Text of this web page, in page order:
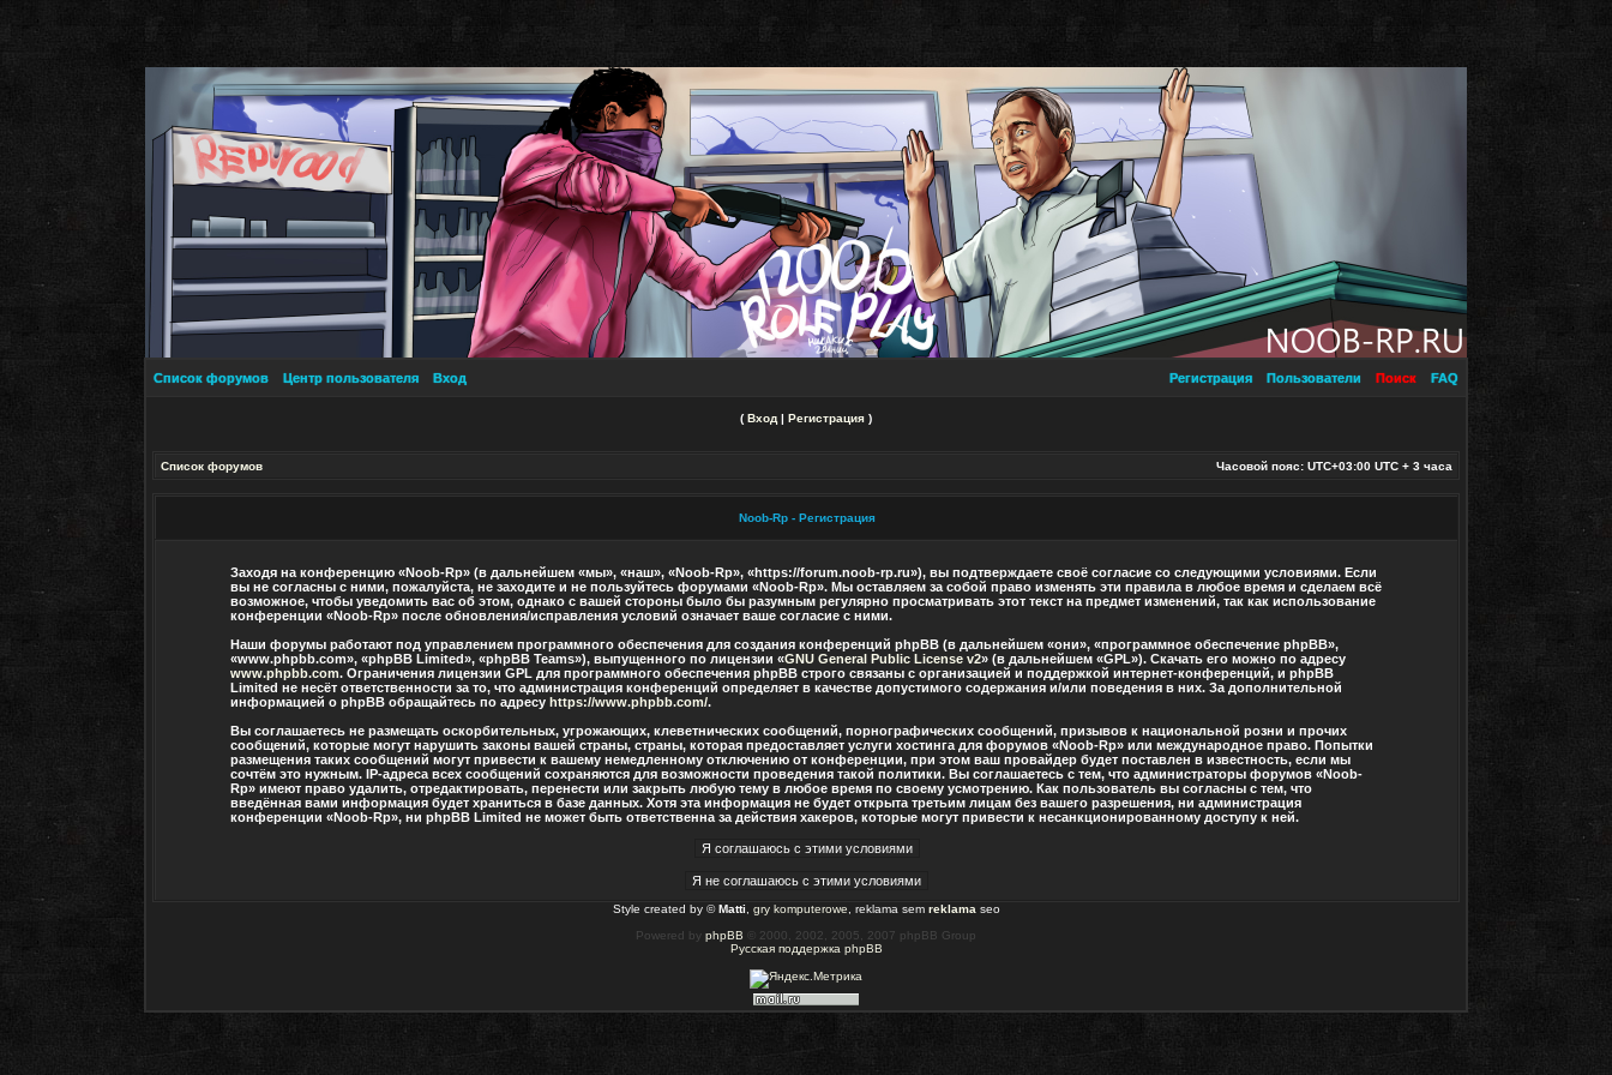
Список форумов Центр пользователя Вход FAQ
Поиск
Пользователи
Регистрация
( Вход | Регистрация )
Список форумов Часовой пояс: UTC+03:00 UTC + 3 часа
Noob-Rp - Регистрация
Заходя на конференцию «Noob-Rp» (в дальнейшем «мы», «наш», «Noob-Rp», «https://forum.noob-rp.ru»), вы подтверждаете своё согласие со следующими условиями. Если
вы не согласны с ними, пожалуйста, не заходите и не пользуйтесь форумами «Noob-Rp». Мы оставляем за собой право изменять эти правила в любое время и сделаем всё
возможное, чтобы уведомить вас об этом, однако с вашей стороны было бы разумным регулярно просматривать этот текст на предмет изменений, так как использование
конференции «Noob-Rp» после обновления/исправления условий означает ваше согласие с ними.
Наши форумы работают под управлением программного обеспечения для создания конференций phpBB (в дальнейшем «они», «программное обеспечение phpBB»,
«www.phpbb.com», «phpBB Limited», «phpBB Teams»), выпущенного по лицензии «GNU General Public License v2» (в дальнейшем «GPL»). Скачать его можно по адресу
www.phpbb.com. Ограничения лицензии GPL для программного обеспечения phpBB строго связаны с организацией и поддержкой интернет-конференций, и phpBB
Limited не несёт ответственности за то, что администрация конференций определяет в качестве допустимого содержания и/или поведения в них. За дополнительной
информацией о phpBB обращайтесь по адресу https://www.phpbb.com/.
Вы соглашаетесь не размещать оскорбительных, угрожающих, клеветнических сообщений, порнографических сообщений, призывов к национальной розни и прочих
сообщений, которые могут нарушить законы вашей страны, страны, которая предоставляет услуги хостинга для форумов «Noob-Rp» или международное право. Попытки
размещения таких сообщений могут привести к вашему немедленному отключению от конференции, при этом ваш провайдер будет поставлен в известность, если мы
сочтём это нужным. IP-адреса всех сообщений сохраняются для возможности проведения такой политики. Вы соглашаетесь с тем, что администраторы форумов «Noob-
Rp» имеют право удалить, отредактировать, перенести или закрыть любую тему в любое время по своему усмотрению. Как пользователь вы согласны с тем, что
введённая вами информация будет храниться в базе данных. Хотя эта информация не будет открыта третьим лицам без вашего разрешения, ни администрация
конференции «Noob-Rp», ни phpBB Limited не может быть ответственна за действия хакеров, которые могут привести к несанкционированному доступу к ней.
Style created by ©Matti gry komputerowe , reklama sem reklama seo
Powered by phpBB © 2000, 2002, 2005, 2007 phpBB Group
Русская поддержка phpBB